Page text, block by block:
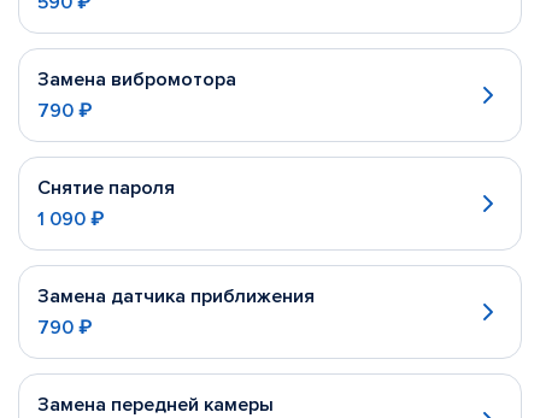
Замена вибромотора
790 ₽
Снятие пароля
1 090 ₽
Замена датчика приближения
790 ₽
Замена передней камеры